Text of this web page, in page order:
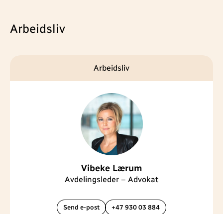
Arbeidsliv
Arbeidsliv
Vibeke Lærum
Avdelingsleder – Advokat
Send e-post +47 930 03 884